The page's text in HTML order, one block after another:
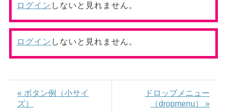
ログイン しないと見れません。
ログイン しないと見れません。
« ボタン例（小サイ
ズ）
ドロップメニュー
（dropmenu） »